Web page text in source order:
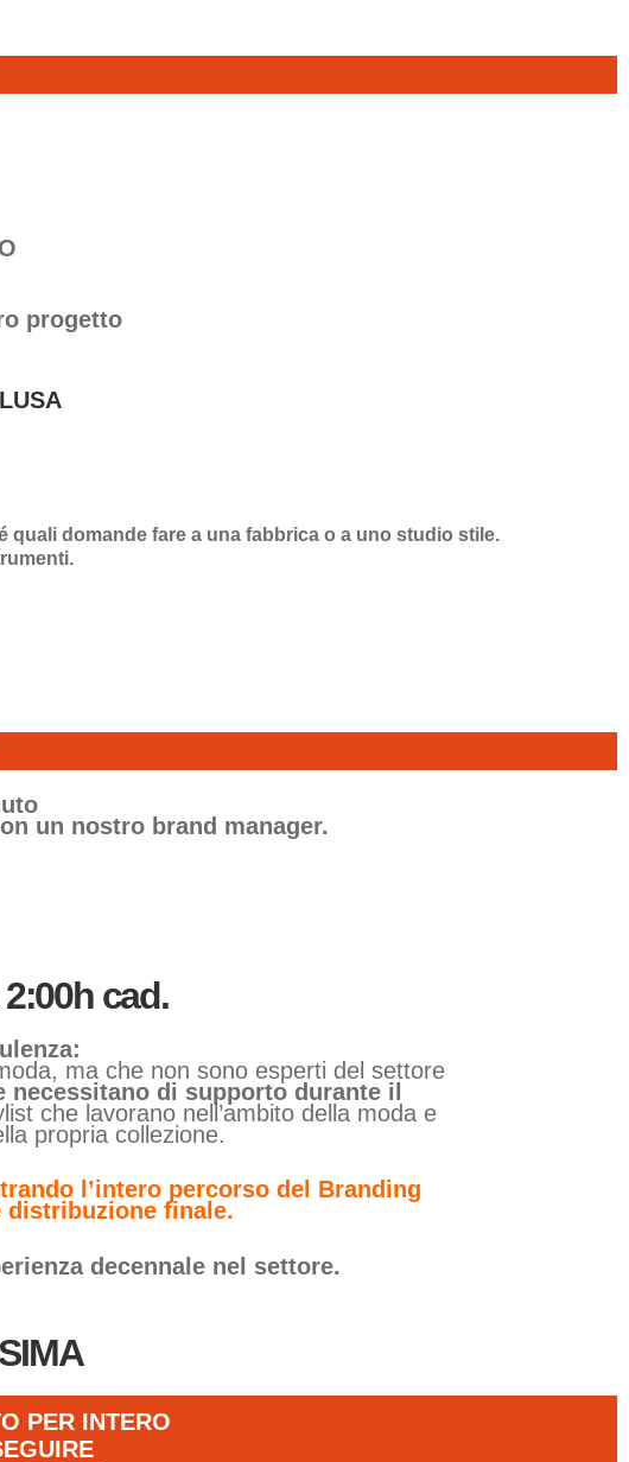
progetto
domande fare a una fabbrica o a uno studio stile.
un nostro brand manager.
cad.
ma che non sono esperti del settore
necessitano di supporto durante il
che lavorano nell’ambito della moda e
propria collezione.
l’intero percorso del Branding
distribuzione finale.
decennale nel settore.
PER INTERO